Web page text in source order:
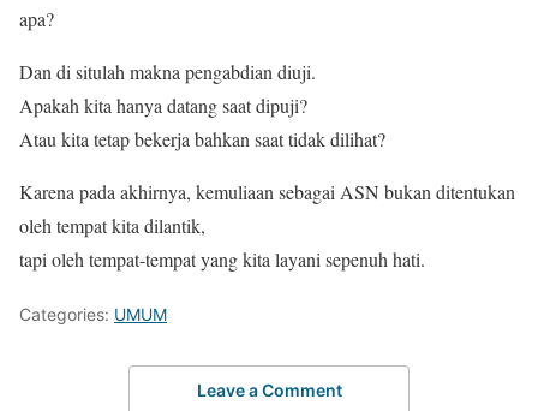
apa?
Dan di situlah makna pengabdian diuji.
Apakah kita hanya datang saat dipuji?
Atau kita tetap bekerja bahkan saat tidak dilihat?
Karena pada akhirnya, kemuliaan sebagai ASN bukan ditentukan
oleh tempat kita dilantik,
tapi oleh tempat-tempat yang kita layani sepenuh hati.
Categories: UMUM
Leave a Comment